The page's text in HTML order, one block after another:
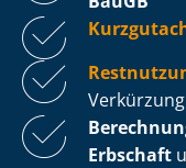
Verkürzung
Erbschaft